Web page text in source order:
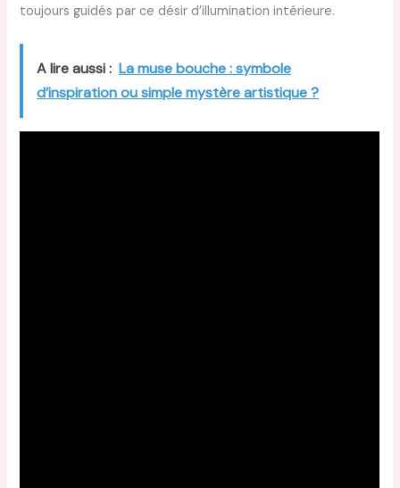
toujours guidés par ce désir d’illumination intérieure.
A lire aussi : La muse bouche : symbole
d’inspiration ou simple mystère artistique ?